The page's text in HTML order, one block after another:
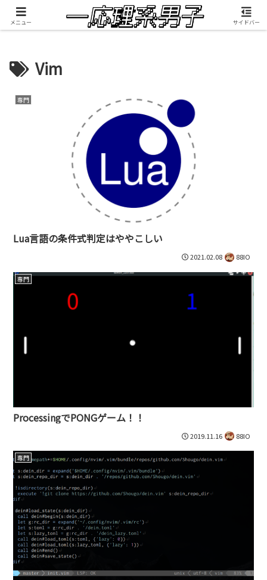
積雲が映像制作したMV『RANGEFINDER』公開中
Vim
専門
Lua言語の条件式判定はややこしい
2021.02.08 88IO
専門
ProcessingでPONGゲーム！！
2019.11.16 88IO
専門
メニュー サイドバー